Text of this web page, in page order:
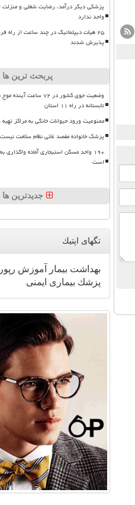
پزشکی دیگر درآمد، رضایت شغلی و منزلت
واحد ندارد
۲۵ هیأت دیپلماتیک در چند ساعت از راه
پذیرش شدند
پربحث ترین ها
وضعیت جوی کشور در ۷۲ ساعت
تابستانه در راه ۱۱ استان
ممنوعیت ورود حیوانات خانگی به مراکز
پزشک خانواده مقصد غائی نظام سلامت نیست
۱۹۰ واحد مسکن استیجاری آماده
است
جدیدترین ها
تگهای اپتیك
بهداشت بیمار آموزش
پزشك بیماری ایمنی